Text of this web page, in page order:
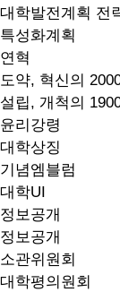
대학발전계획 전
특성화계획
연혁
도약, 혁신의
설립, 개척의
윤리강령
대학상징
기념엠블럼
대학UI
정보공개
정보공개
소관위원회
대학평의원회